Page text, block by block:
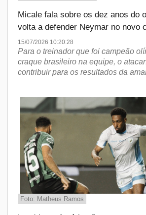
Micale fala sobre os dez anos do
volta a defender Neymar no novo
15/07/2026 10:20:28
Para o treinador que foi campeão
craque brasileiro na equipe, o
contribuir para os resultados da
Foto: Matheus Ramos